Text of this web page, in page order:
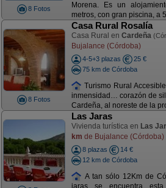
8 Fotos
Morena. Es un
metros, con gran piscina, a
8 Fotos
Casa Rural Rosalía
Casa Rural en Cardeña
Bujalance (Córdoba)
4-5+3 plazas
25 €
75 km de Córdoba
Turismo Rural
inmensidad… corazón de
Cardeña, al noreste de la
Las Jaras
Vivienda turística en Las
km de Bujalance (Córdoba)
8 plazas
14 €
12 km de Córdoba
A tan sólo 12Km de